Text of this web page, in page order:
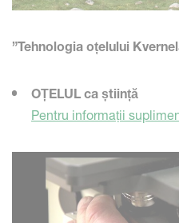
”Tehnologia oțelului
OȚELUL ca știință
Pentru informații